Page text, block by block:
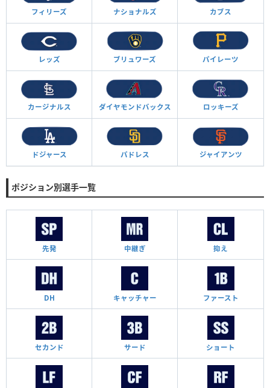
フィリーズ ナショナルズ カブス
レッズ ブリュワーズ パイレーツ
カージナルス ダイヤモンドバックス ロッキーズ
ドジャース パドレス ジャイアンツ
ポジション別選手一覧
先発 中継ぎ 抑え
DH キャッチャー ファースト
セカンド サード ショート